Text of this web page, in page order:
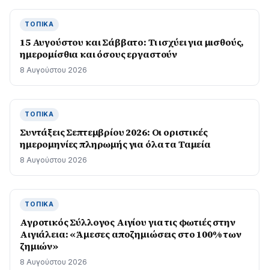
ΤΟΠΙΚΆ
15 Αυγούστου και Σάββατο: Τι ισχύει για μισθούς,
ημερομίσθια και όσους εργαστούν
8 Αυγούστου 2026
ΤΟΠΙΚΆ
Συντάξεις Σεπτεμβρίου 2026: Οι οριστικές
ημερομηνίες πληρωμής για όλα τα Ταμεία
8 Αυγούστου 2026
ΤΟΠΙΚΆ
Αγροτικός Σύλλογος Αιγίου για τις φωτιές στην
Αιγιάλεια: «Άμεσες αποζημιώσεις στο 100% των
ζημιών»
8 Αυγούστου 2026